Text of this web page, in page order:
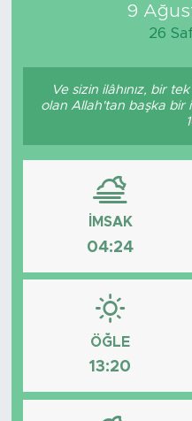
9
26
Ve sizin ilâhınız, bir
olan Allah'tan başka bir
İMSAK
04:24
ÖĞLE
13:20